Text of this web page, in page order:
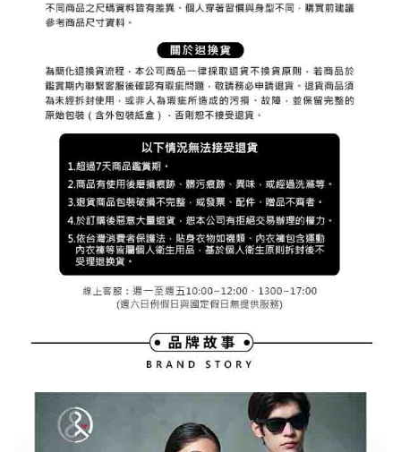
3.完整用戶服務條款，請詳閱以下連結：https://oppay.tw/userRule
【注意事項】
１．透過由恩沛科技股份有限公司提供之「AFTEE先享後付」服務完成之交
易，需依本服務之必要範圍內提供個人資料，並將交易相關給付款項請求債
權轉讓予恩沛科技股份有限公司。
２．關於個人資料處理事宜，請瀏覽以下網址：
https://aftee.tw/terms/#terms3
３．未成年的使用者請事先徵得法定代理人或監護人之同意方可使用
「AFTEE先享後付」，若未經同意申辦者引起之損失，本公司不負相關責
４．使用「AFTEE先享後付」時，將依據個別帳號之用戶狀況，依本公司即
時審查核予不同之上限額度；若仍有額度不足之情形，本公司將視審查結果
請求用戶進行身份認證。
５．嚴禁一人註冊多個帳號或使用他人資訊註冊。若發現惡意使用之情形，
恩沛科技股份有限公司將有權停止該用戶之使用額度並採取法律行動。
7-11取貨付款
付款後7-11取貨
免運費